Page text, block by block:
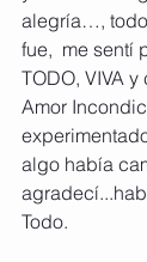
alegría…,
fue,  me sentí
TODO, VIVA
Amor
algo había
Todo.